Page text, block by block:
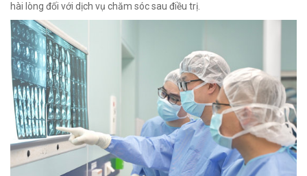
hài lòng đối với dịch vụ chăm sóc sau điều trị.